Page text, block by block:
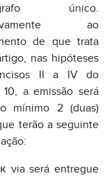
terão a seguinte
via será entregue
ou usuário
dos incisos II e
em
do emitente no
inciso IV;
via ficará fixa ao